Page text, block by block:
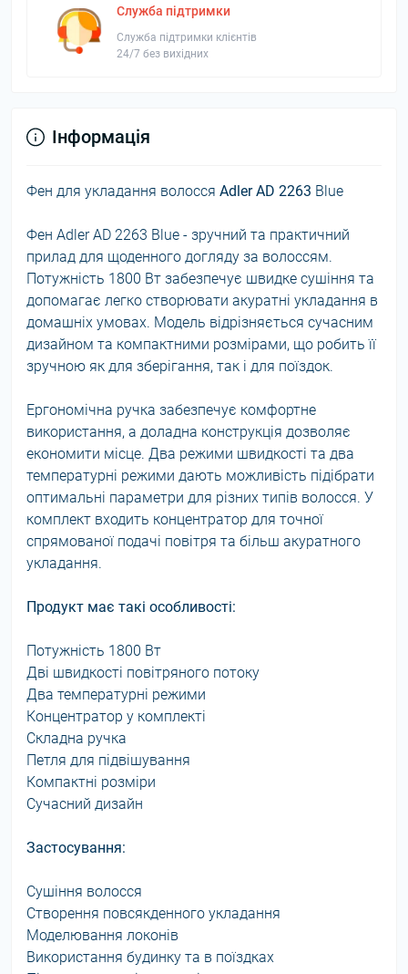
Служба підтримки
Служба підтримки клієнтів
24/7 без вихідних
Інформація
Фен для укладання волосся Adler AD 2263 Blue
Фен Adler AD 2263 Blue - зручний та практичний
прилад для щоденного догляду за волоссям.
Потужність 1800 Вт забезпечує швидке сушіння та
допомагає легко створювати акуратні укладання в
домашніх умовах. Модель відрізняється сучасним
дизайном та компактними розмірами, що робить її
зручною як для зберігання, так і для поїздок.
Ергономічна ручка забезпечує комфортне
використання, а доладна конструкція дозволяє
економити місце. Два режими швидкості та два
температурні режими дають можливість підібрати
оптимальні параметри для різних типів волосся. У
комплект входить концентратор для точної
спрямованої подачі повітря та більш акуратного
укладання.
Продукт має такі особливості:
Потужність 1800 Вт
Дві швидкості повітряного потоку
Два температурні режими
Концентратор у комплекті
Складна ручка
Петля для підвішування
Компактні розміри
Сучасний дизайн
Застосування:
Сушіння волосся
Створення повсякденного укладання
Моделювання локонів
Використання будинку та в поїздках